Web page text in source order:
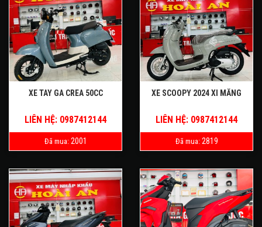
XE TAY GA CREA 50CC
LIÊN HỆ: 0987412144
Đã mua: 2001
XE SCOOPY 2024 XI MĂNG
LIÊN HỆ: 0987412144
Đã mua: 2819